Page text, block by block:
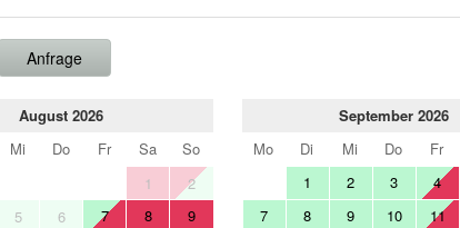
Anfrage
August 2026
Mi Do Fr Sa
So
1
2
5 6 7 8
9
September 2026
Mo
Di Mi Do Fr
1
2 3 4
7
8 9 10 11